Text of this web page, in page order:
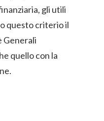
gli utili
questo criterio il
Generali
quello con la